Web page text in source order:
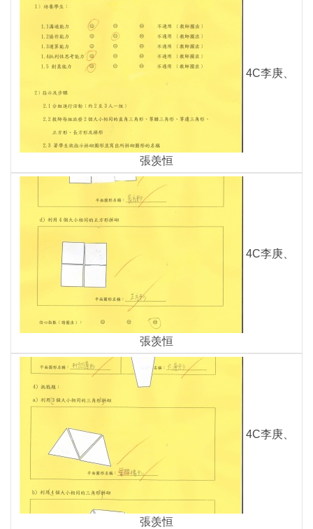
4C李庚、
張羡恒
4C李庚、
張羡恒
4C李庚、
張羡恒